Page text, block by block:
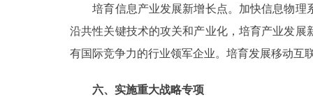
培育信息产业发展新增长点。加快信息物理
沿共性关键技术的攻关和产业化，培育产业发
有国际竞争力的行业领军企业。培育发展移动互
六、实施重大战略专项